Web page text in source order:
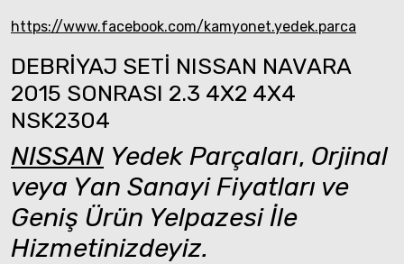
https://www.facebook.com/kamyonet.yedek.parca
DEBRİYAJ SETİ NISSAN NAVARA
2015 SONRASI 2.3 4X2 4X4
NSK2304
NISSAN Yedek Parçaları, Orjinal
veya Yan Sanayi Fiyatları ve
Geniş Ürün Yelpazesi İle
Hizmetinizdeyiz.